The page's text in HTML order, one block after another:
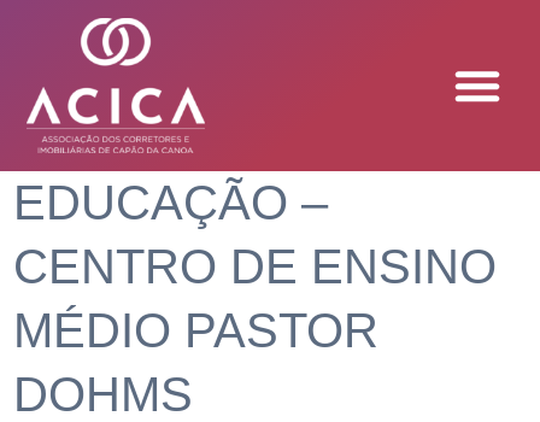
EDUCAÇÃO –
CENTRO DE ENSINO
MÉDIO PASTOR
DOHMS